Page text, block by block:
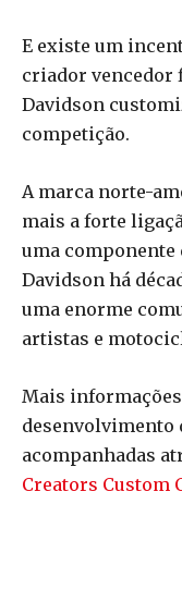
E existe um
criador vencedor
Davidson
competição.
A marca norte-
mais a forte
uma componente
Davidson há
uma enorme
artistas e
Mais
desenvolvimento
acompanhadas
Creators Custom